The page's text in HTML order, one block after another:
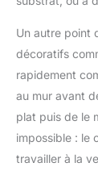
Un autre point
décoratifs
rapidement
au mur avant
plat puis de le
impossible : le
travailler à la